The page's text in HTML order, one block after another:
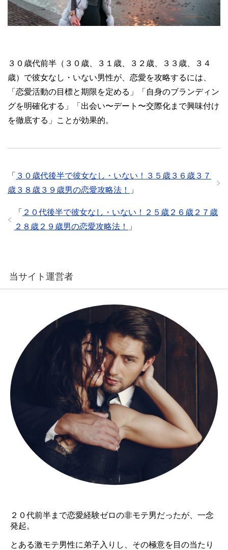
３０歳代前半（３０歳、３１歳、３２歳、３３歳、３４
歳）で彼女なし・いない男性が、恋愛を攻略するには、
「恋愛活動の目標と期限を定める」「自身のブランディン
グを明確化する」「出会い〜デート〜交際化まで興味付け
を徹底する」ことが効果的。
「 ３０歳代後半で彼女なし・いない！３５歳３６歳３７
歳３８歳３９歳男の恋愛攻略法！
」
「 ２０代後半で彼女なし・いない！２５歳２６歳２７歳
２８歳２９歳男の恋愛攻略法！
」
当サイト運営者
２０代前半まで恋愛経験ゼロの非モテ男だったが、一念
発起。
とある激モテ男性に弟子入りし、その極意を目の当たり